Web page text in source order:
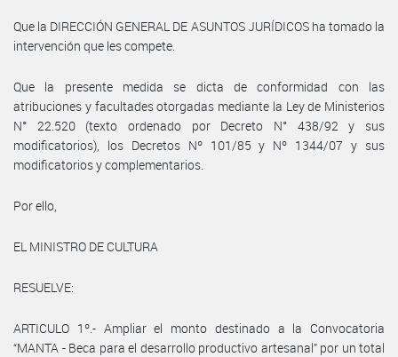
Que la DIRECCIÓN GENERAL DE ASUNTOS JURÍDICOS ha tomado la
intervención que les compete.
Que la presente medida se dicta de conformidad con las
atribuciones y facultades otorgadas mediante la Ley de Ministerios
N° 22.520 (texto ordenado por Decreto N° 438/92 y sus
modificatorios), los Decretos Nº 101/85 y Nº 1344/07 y sus
modificatorios y complementarios.
Por ello,
EL MINISTRO DE CULTURA
RESUELVE:
ARTICULO 1º.- Ampliar el monto destinado a la Convocatoria
“MANTA - Beca para el desarrollo productivo artesanal” por un total